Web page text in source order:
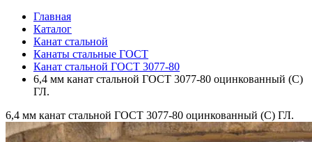
Главная
Каталог
Канат стальной
Канаты стальные ГОСТ
Канат стальной ГОСТ 3077-80
6,4 мм канат стальной ГОСТ 3077-80 оцинкованный (С)
ГЛ.
6,4 мм канат стальной ГОСТ 3077-80 оцинкованный (С) ГЛ.